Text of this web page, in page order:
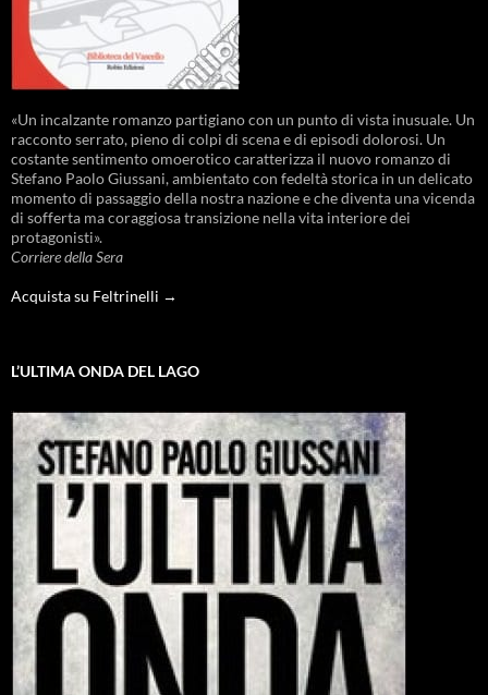
«Un incalzante romanzo partigiano con un punto di vista inusuale. Un
racconto serrato, pieno di colpi di scena e di episodi dolorosi. Un
costante sentimento omoerotico caratterizza il nuovo romanzo di
Stefano Paolo Giussani, ambientato con fedeltà storica in un delicato
momento di passaggio della nostra nazione e che diventa una vicenda
di sofferta ma coraggiosa transizione nella vita interiore dei
protagonisti».
Corriere della Sera
Acquista su Feltrinelli →
L’ULTIMA ONDA DEL LAGO